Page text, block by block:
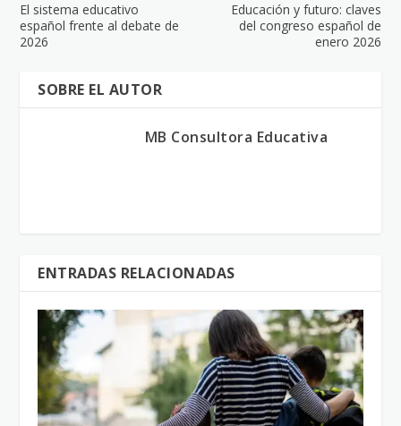
El sistema educativo
español frente al debate de
2026
Educación y futuro: claves
del congreso español de
enero 2026
SOBRE EL AUTOR
MB Consultora Educativa
ENTRADAS RELACIONADAS